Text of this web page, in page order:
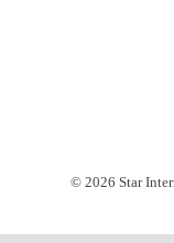
© 2026 Star